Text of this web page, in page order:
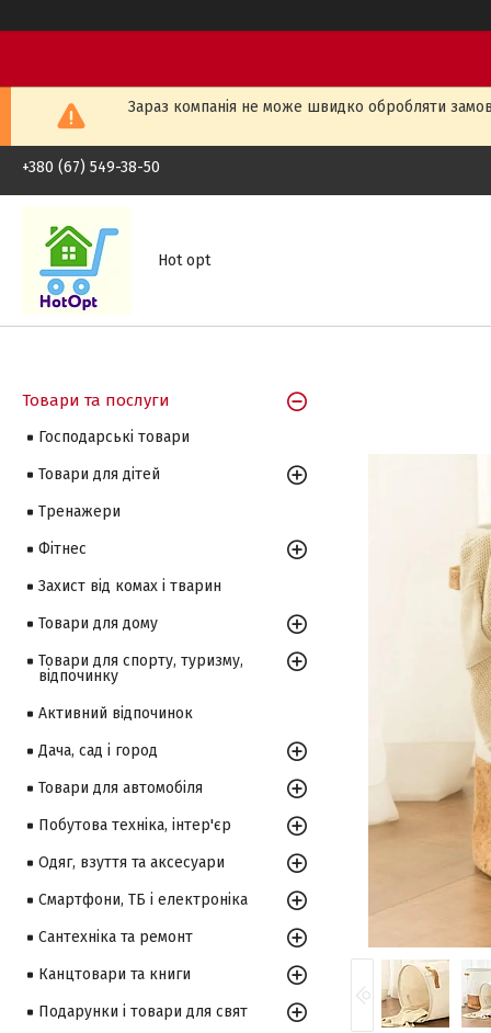
Зараз компанія не може швидко обробляти
+380 (67) 549-38-50
Hot opt
Товари та послуги
Господарські товари
Товари для дітей
Тренажери
Фітнес
Захист від комах і тварин
Товари для дому
Товари для спорту, туризму,
відпочинку
Активний відпочинок
Дача, сад і город
Товари для автомобіля
Побутова техніка, інтер'єр
Одяг, взуття та аксесуари
Смартфони, ТБ і електроніка
Сантехніка та ремонт
Канцтовари та книги
Подарунки і товари для свят